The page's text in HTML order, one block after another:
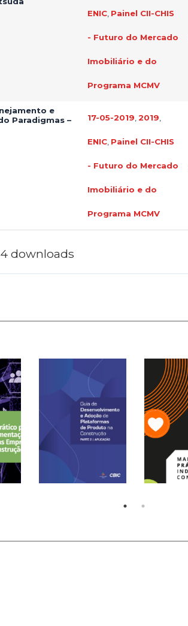
ENIC, Painel CII-CHIS
- Futuro do Mercado
Imobiliário e do
Programa MCMV
e
Paradigmas –
17-05-2019 2019
ENIC, Painel CII-CHIS
- Futuro do Mercado
Imobiliário e do
Programa MCMV
downloads